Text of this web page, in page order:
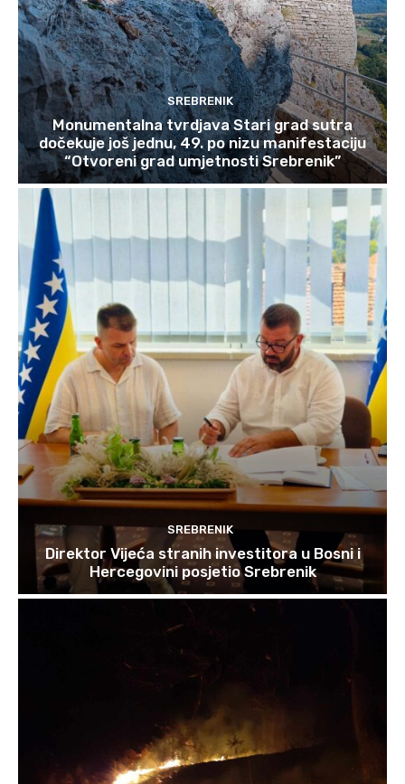
SREBRENIK
Monumentalna tvrdjava Stari grad sutra
dočekuje još jednu, 49. po nizu manifestaciju
“Otvoreni grad umjetnosti Srebrenik”
SREBRENIK
Direktor Vijeća stranih investitora u Bosni i
Hercegovini posjetio Srebrenik